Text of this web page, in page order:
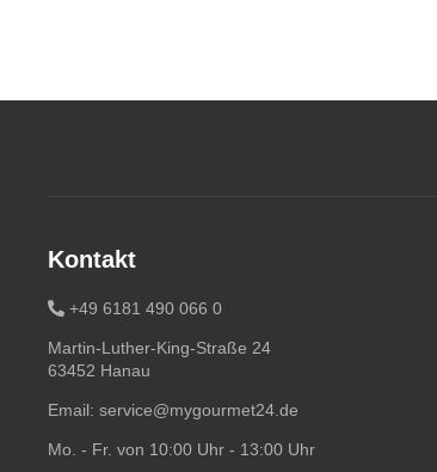
Kontakt
+49 6181 490 066 0
Martin-Luther-King-Straße 24
63452 Hanau
Email: service@mygourmet24.de
Mo. - Fr. von 10:00 Uhr - 13:00 Uhr